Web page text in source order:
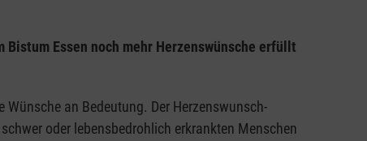
Essen noch mehr Herzenswünsche erfüllt
an Bedeutung. Der Herzenswunsch-
oder lebensbedrohlich erkrankten Menschen